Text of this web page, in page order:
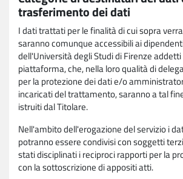
trasferimento dei dati
I dati trattati per le finalità di cui sopra
saranno comunque accessibili ai
dell'Università degli Studi di Firenze
piattaforma, che, nella loro qualità di
per la protezione dei dati e/o
incaricati del trattamento, saranno a tal
istruiti dal Titolare.
Nell'ambito dell'erogazione del servizio i
potranno essere condivisi con soggetti
stati disciplinati i reciproci rapporti per la
con la sottoscrizione di appositi atti.